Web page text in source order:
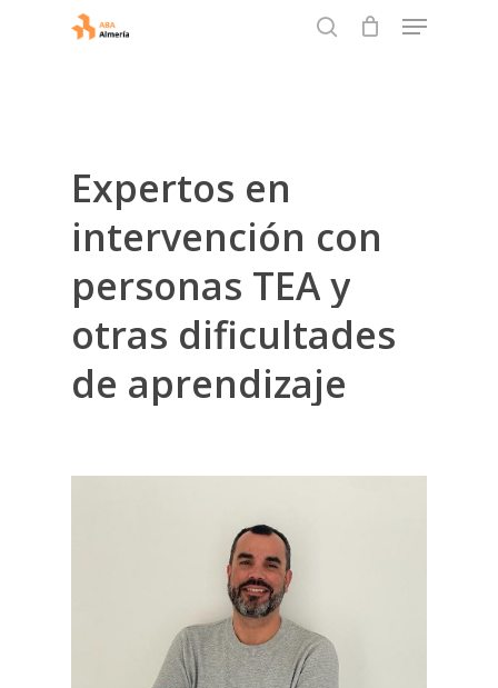
Menu
Expertos en
intervención con
personas TEAy
otras dificultades
de aprendizaje